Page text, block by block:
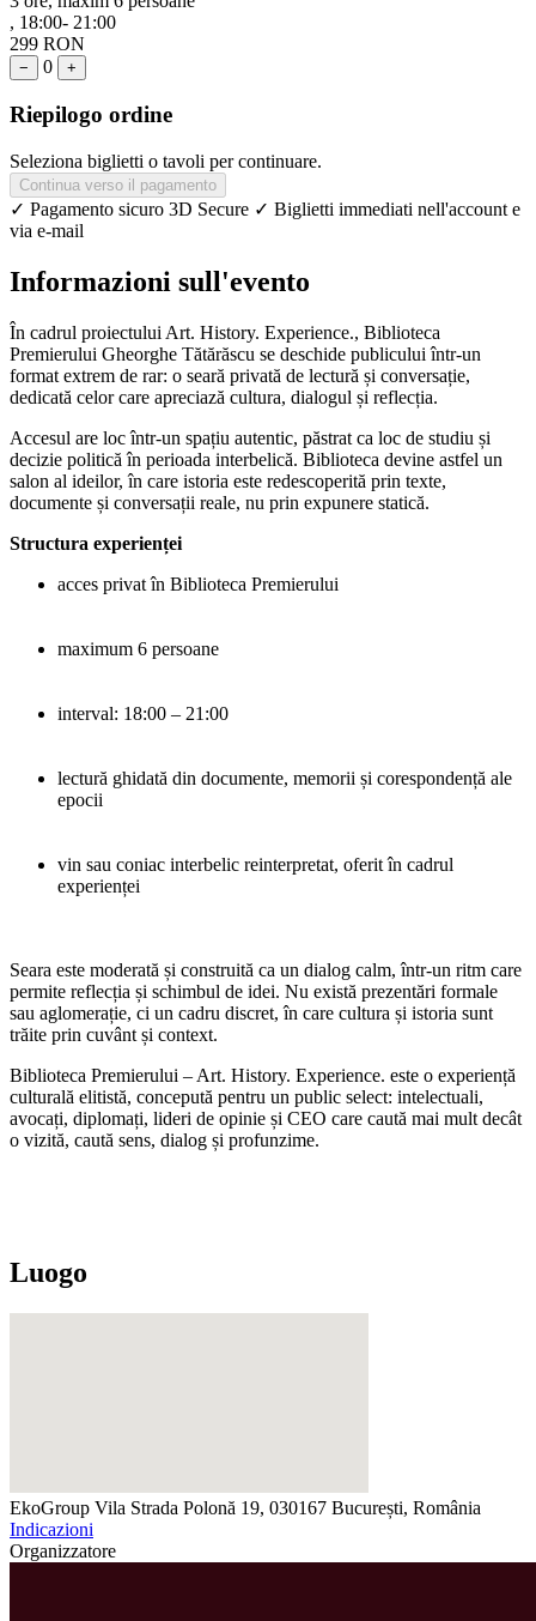
, 18:00- 21:00
299 RON
− 0 +
Riepilogo ordine
Seleziona biglietti o tavoli per continuare.
Continua verso il pagamento
✓ Pagamento sicuro 3D Secure ✓ Biglietti immediati nell'account e
via e-mail
Informazioni sull'evento
În cadrul proiectului Art. History. Experience., Biblioteca
Premierului Gheorghe Tătărăscu se deschide publicului într-un
format extrem de rar: o seară privată de lectură și conversație,
dedicată celor care apreciază cultura, dialogul și reflecția.
Accesul are loc într-un spațiu autentic, păstrat ca loc de studiu și
decizie politică în perioada interbelică. Biblioteca devine astfel un
salon al ideilor, în care istoria este redescoperită prin texte,
documente și conversații reale, nu prin expunere statică.
Structura experienței
acces privat în Biblioteca Premierului
maximum 6 persoane
interval: 18:00 – 21:00
lectură ghidată din documente, memorii și corespondență ale
epocii
vin sau coniac interbelic reinterpretat, oferit în cadrul
experienței
Seara este moderată și construită ca un dialog calm, într-un ritm care
permite reflecția și schimbul de idei. Nu există prezentări formale
sau aglomerație, ci un cadru discret, în care cultura și istoria sunt
trăite prin cuvânt și context.
Biblioteca Premierului – Art. History. Experience. este o experiență
culturală elitistă, concepută pentru un public select: intelectuali,
avocați, diplomați, lideri de opinie și CEO care caută mai mult decât
o vizită, caută sens, dialog și profunzime.
Luogo
EkoGroup Vila Strada Polonă 19, 030167 București, România
Indicazioni
Organizzatore